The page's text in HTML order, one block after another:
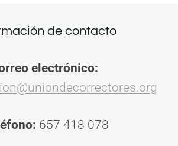
de contacto
electrónico:
657 418 078